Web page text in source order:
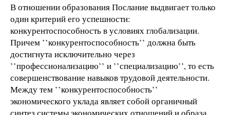
В отношении образования Послание выдвигает только
один критерий его успешности:
конкурентоспособность в условиях глобализации.
Причем ’’конкурентоспособность’’ должна быть
достигнута исключительно через
’’профессионализацию’’ и ’’специализацию’’, то есть
совершенствование навыков трудовой деятельности.
Между тем ’’конкурентоспособность’’
экономического уклада являет собой органичный